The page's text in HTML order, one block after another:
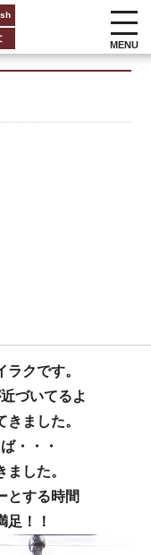
MENU
クです。
づいてるよ
ました。
・・・
した。
とする時間
足！！